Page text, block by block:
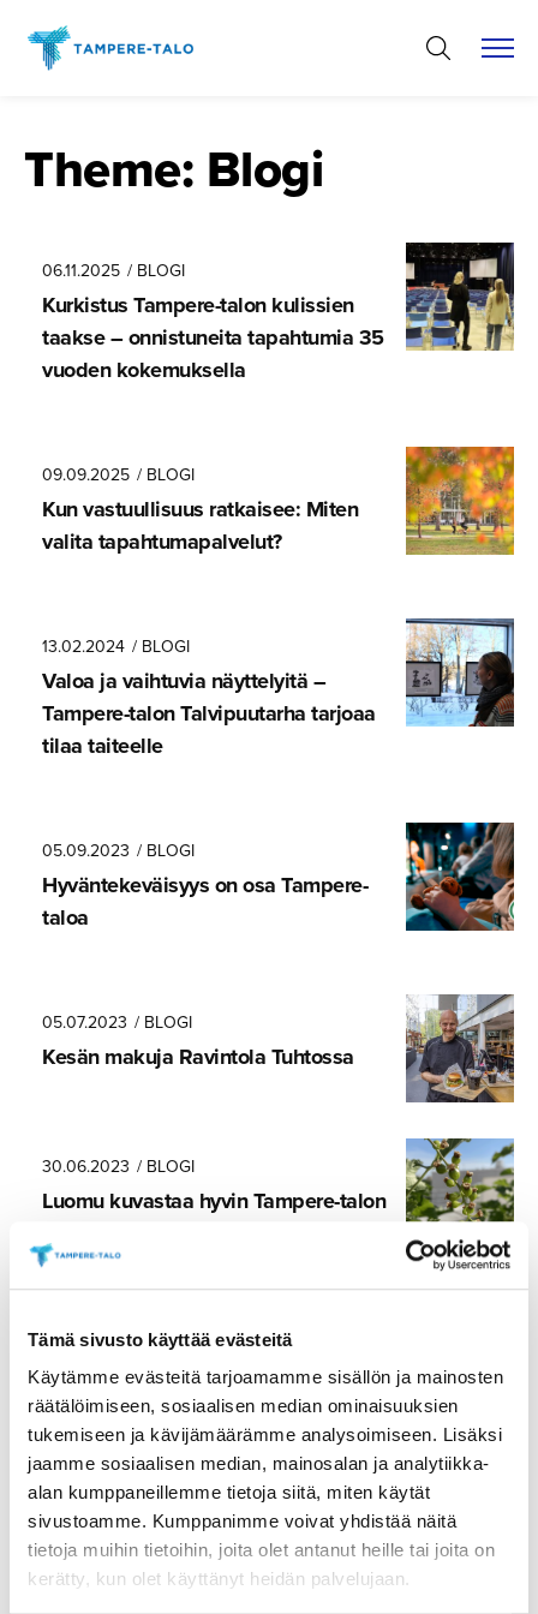
Tämä sivusto käyttää evästeitä
Käytämme evästeitä tarjoamamme sisällön ja mainosten
räätälöimiseen, sosiaalisen median ominaisuuksien
tukemiseen ja kävijämäärämme analysoimiseen. Lisäksi
jaamme sosiaalisen median, mainosalan ja analytiikka-
alan kumppaneillemme tietoja siitä, miten käytät
sivustoamme. Kumppanimme voivat yhdistää näitä
tietoja muihin tietoihin, joita olet antanut heille tai joita on
kerätty, kun olet käyttänyt heidän palvelujaan.
sisältöön
Theme: Blogi
06.11.2025 / BLOGI
Kurkistus Tampere-talon kulissien
taakse – onnistuneita tapahtumia 35
vuoden kokemuksella
09.09.2025 / BLOGI
Kun vastuullisuus ratkaisee: Miten
valita tapahtuma­pal­velut?
13.02.2024 / BLOGI
Valoa ja vaihtuvia näyttelyitä –
Tampere-talon Talvipuu­tarha tarjoaa
tilaa taiteelle
05.09.2023 / BLOGI
Hyvänteke­väisyys on osa Tampere-
taloa
05.07.2023 / BLOGI
Kesän makuja Ravintola Tuhtossa
30.06.2023 / BLOGI
Luomu kuvastaa hyvin Tampere-talon
15.02.2023 / BLOGI
Sakari ”Sakke” Lehto on rikastut­
tanut Tampere-talon työyhteisöä jo 15
vuoden ajan – ”Maailman iloisin
jätkä!”
31.01.2023 / BLOGI